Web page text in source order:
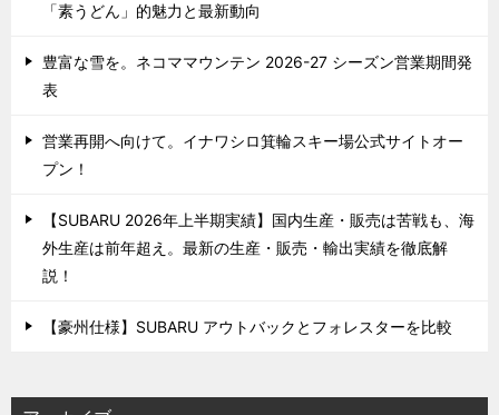
「素うどん」的魅力と最新動向
豊富な雪を。ネコママウンテン 2026-27 シーズン営業期間発
表
営業再開へ向けて。イナワシロ箕輪スキー場公式サイトオー
プン！
【SUBARU 2026年上半期実績】国内生産・販売は苦戦も、海
外生産は前年超え。最新の生産・販売・輸出実績を徹底解
説！
【豪州仕様】SUBARU アウトバックとフォレスターを比較